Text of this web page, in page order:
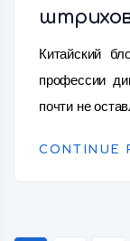
Китайский
профессии
почти не
CONTINUE